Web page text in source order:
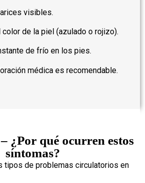
visibles.
de la piel (azulado o rojizo).
de frío en los pies.
médica es recomendable.
¿Por qué ocurren estos
síntomas?
tipos de problemas circulatorios en